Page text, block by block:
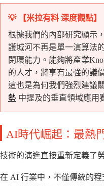
💡 【米拉有料 深度觀點】
根據我們的內部研究顯示
護城河不再是單一演算法
閉環能力。能夠將產業
的人才，將享有最強的議
這也是為何我們強烈建議
勢 中提及的垂直領域應用
AI時代崛起：最熱
技術的演進直接重新定義了
在 AI 行業中，不僅傳統的程